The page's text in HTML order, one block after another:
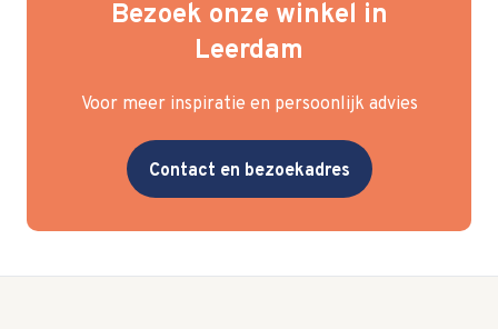
Bezoek onze winkel in
Leerdam
Voor meer inspiratie en persoonlijk advies
Contact en bezoekadres